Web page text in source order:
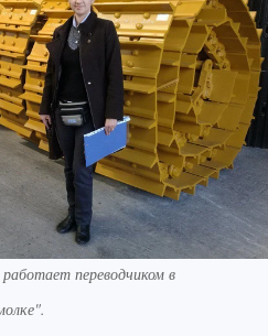
переводчиком в